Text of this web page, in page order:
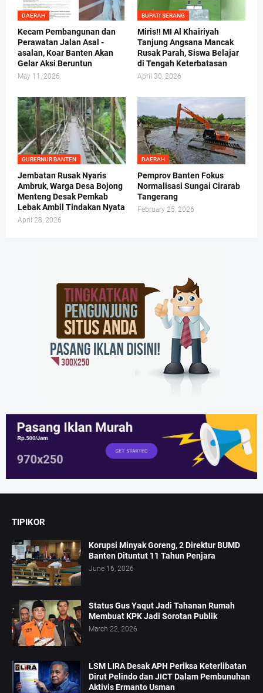
DAERAH
Kecam Pembangunan dan
Perawatan Jalan Asal -
asalan, Koar Banten Akan
Gelar Aksi Beruntun
May 11, 2026
BUPATI SERANG
Miris!! MI Al Khairiyah
Tanjung Angsana Mancak
Rusak Parah, Siswa Belajar
di Tengah Keterbatasan
April 30, 2026
GUBERNUR BANTEN
Jembatan Rusak Nyaris
Ambruk, Warga Desa Bojong
Menteng Desak Pemkab
Lebak Ambil Tindakan Nyata
April 28, 2026
DAERAH
Pemprov Banten Fokus
Normalisasi Sungai Cirarab
Tangerang
February 25, 2026
TIPIKOR
Korupsi Minyak Goreng, 2 Direktur BUMD
Banten Dituntut 11 Tahun Penjara
June 16, 2026
Status Gus Yaqut Jadi Tahanan Rumah
Membuat KPK Jadi Sorotan Publik
March 22, 2026
LSM LIRA Desak APH Periksa Keterlibatan
Dirut Pelindo dan JICT Dalam Pembunuhan
Aktivis Ermanto Usman